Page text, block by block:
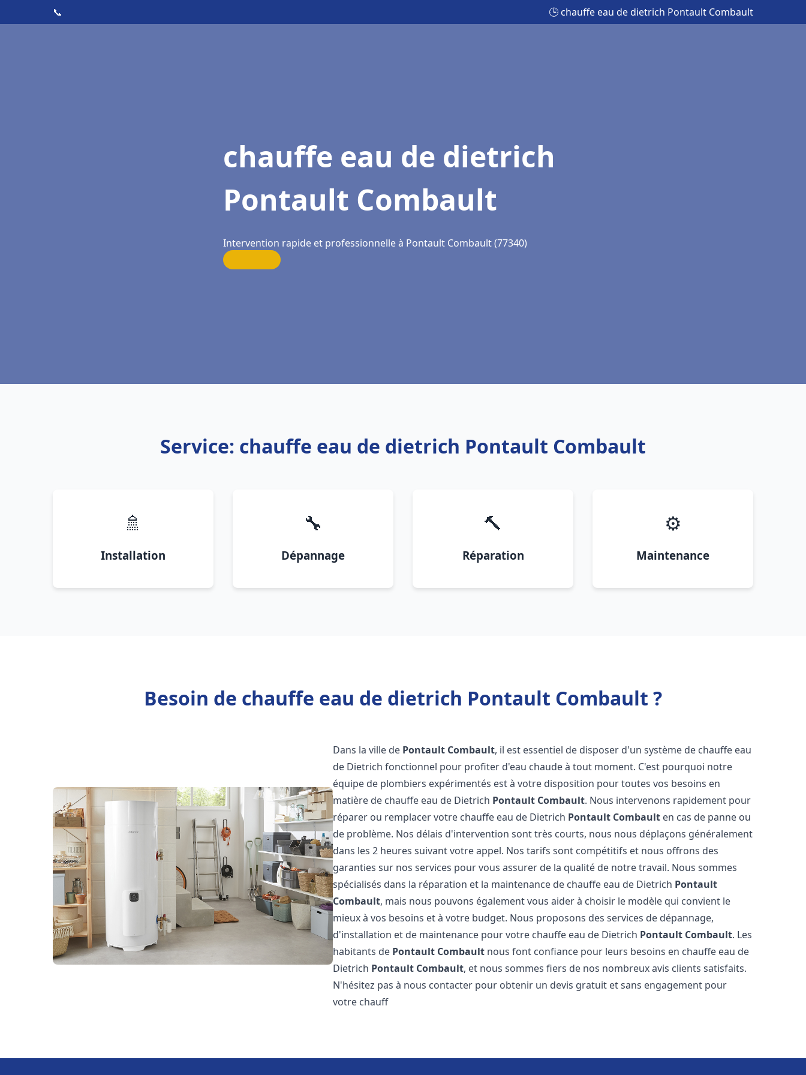
📞 🕒 chauffe eau de dietrich Pontault Combault
chauffe eau de dietrich
Pontault Combault
Intervention rapide et professionnelle à Pontault Combault (77340)
Service: chauffe eau de dietrich Pontault Combault
🚿
Installation
🔧
Dépannage
🔨
Réparation
⚙️
Maintenance
Besoin de chauffe eau de dietrich Pontault Combault ?
Dans la ville de Pontault Combault, il est essentiel de disposer d'un système de chauffe eau
de Dietrich fonctionnel pour profiter d'eau chaude à tout moment. C'est pourquoi notre
équipe de plombiers expérimentés est à votre disposition pour toutes vos besoins en
matière de chauffe eau de Dietrich Pontault Combault. Nous intervenons rapidement pour
réparer ou remplacer votre chauffe eau de Dietrich Pontault Combault en cas de panne ou
de problème. Nos délais d'intervention sont très courts, nous nous déplaçons généralement
dans les 2 heures suivant votre appel. Nos tarifs sont compétitifs et nous offrons des
garanties sur nos services pour vous assurer de la qualité de notre travail. Nous sommes
spécialisés dans la réparation et la maintenance de chauffe eau de Dietrich Pontault
Combault, mais nous pouvons également vous aider à choisir le modèle qui convient le
mieux à vos besoins et à votre budget. Nous proposons des services de dépannage,
d'installation et de maintenance pour votre chauffe eau de Dietrich Pontault Combault. Les
habitants de Pontault Combault nous font confiance pour leurs besoins en chauffe eau de
Dietrich Pontault Combault, et nous sommes fiers de nos nombreux avis clients satisfaits.
N'hésitez pas à nous contacter pour obtenir un devis gratuit et sans engagement pour
votre chauff